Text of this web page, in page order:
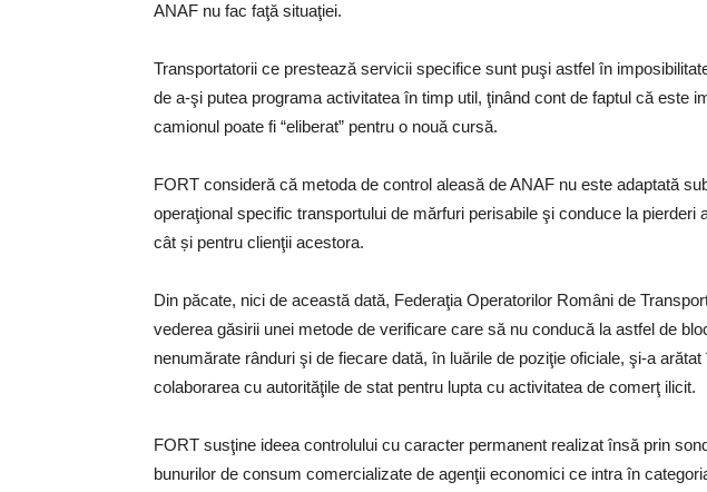
ANAF nu fac faţă situaţiei.
Transportatorii ce prestează servicii specifice sunt puşi astfel în
de a-şi putea programa activitatea în timp util, ţinând cont de faptul că este
camionul poate fi “eliberat” pentru o nouă cursă.
FORT consideră că metoda de control aleasă de ANAF nu este adaptată
operaţional specific transportului de mărfuri perisabile şi conduce la pierderi
cât și pentru clienţii acestora.
Din păcate, nici de această dată, Federaţia Operatorilor Români de
vederea găsirii unei metode de verificare care să nu conducă la astfel de
nenumărate rânduri şi de fiecare dată, în luările de poziţie oficiale, şi-a
colaborarea cu autorităţile de stat pentru lupta cu activitatea de comerţ ilicit.
FORT susţine ideea controlului cu caracter permanent realizat însă prin
bunurilor de consum comercializate de agenţii economici ce intra în